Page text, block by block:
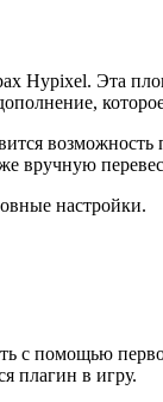
Hypixel. Эта
настройки.
помощью
плагин в игру.